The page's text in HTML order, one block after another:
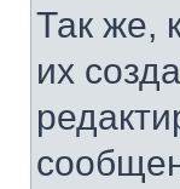
Так же,
их